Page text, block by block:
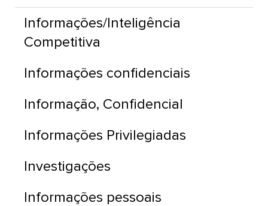
Informações/Inteligência
Competitiva
Informações confidenciais
Informação, Confidencial
Informações Privilegiadas
Investigações
Informações pessoais